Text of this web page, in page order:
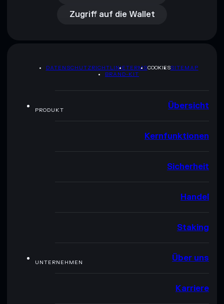
Zugriff auf die Wallet
DATENSCHUTZRICHTLINIETERMSCOOKIESSITEMAP
BRAND-KIT
PRODUKT Übersicht
Kernfunktionen
Sicherheit
Handel
Staking
UNTERNEHMEN Über uns
Karriere